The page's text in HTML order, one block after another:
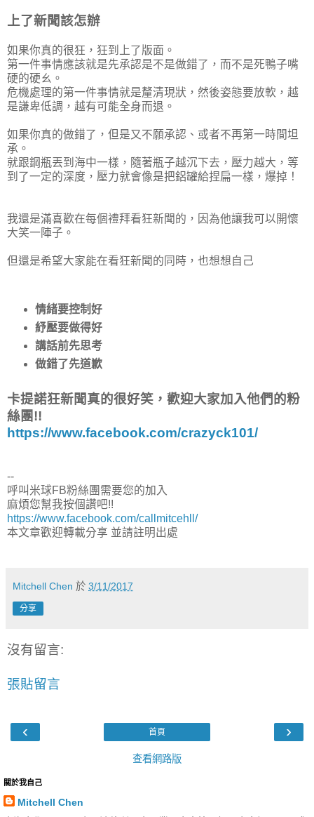
上了新聞該怎辦
如果你真的很狂，狂到上了版面。
第一件事情應該就是先承認是不是做錯了，而不是死鴨子嘴
硬的硬ㄠ。
危機處理的第一件事情就是釐清現狀，然後姿態要放軟，越
是謙卑低調，越有可能全身而退。
如果你真的做錯了，但是又不願承認、或者不再第一時間坦
承。
就跟鋼瓶丟到海中一樣，隨著瓶子越沉下去，壓力越大，等
到了一定的深度，壓力就會像是把鋁罐給捏扁一樣，爆掉！
我還是滿喜歡在每個禮拜看狂新聞的，因為他讓我可以開懷
大笑一陣子。
但還是希望大家能在看狂新聞的同時，也想想自己
情緒要控制好
紓壓要做得好
講話前先思考
做錯了先道歉
卡提諾狂新聞真的很好笑，歡迎大家加入他們的粉
絲團!!
https://www.facebook.com/crazyck101/
--
呼叫米球FB粉絲團需要您的加入
麻煩您幫我按個讚吧!!
https://www.facebook.com/callmitcehll/
本文章歡迎轉載分享 並請註明出處
Mitchell Chen 於 3/11/2017
分享
沒有留言:
張貼留言
‹ ›
首頁
查看網路版
關於我自己
Mitchell Chen